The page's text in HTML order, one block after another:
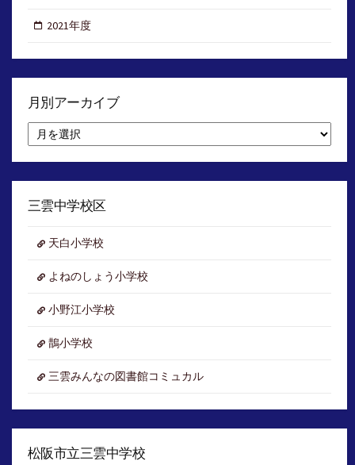
2021年度
月別アーカイブ
別
ア
イ
三雲中学校区
天白小学校
よねのしょう小学校
小野江小学校
鵲小学校
三雲みんなの図書館コミュカル
松阪市立三雲中学校